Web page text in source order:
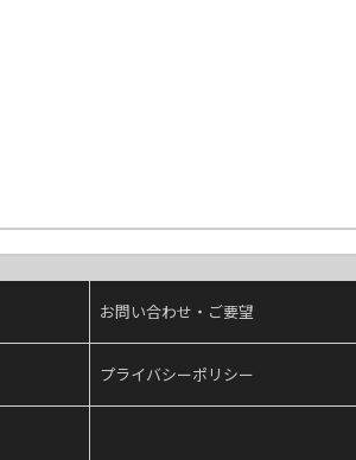
お問い合わせ・ご要望
プライバシーポリシー